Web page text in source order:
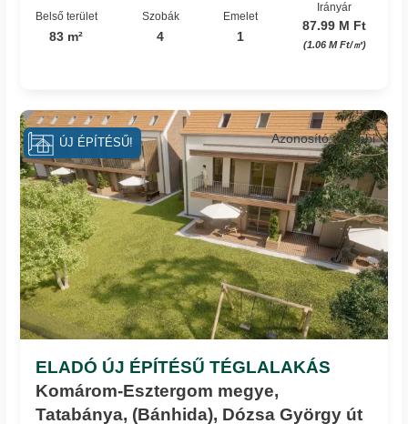
Belső terület
83 m²
Szobák
4
Emelet
1
Irányár
87.99 M Ft
(1.06 M Ft/㎡)
ELADÓ ÚJ ÉPÍTÉSŰ TÉGLALAKÁS
Komárom-Esztergom megye,
Tatabánya, (Bánhida), Dózsa György út
Azonosító: 42_hbi
ÚJ ÉPÍTÉSŰ!